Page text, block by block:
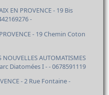
EN PROVENCE - 19 Bis
-
- 19 Chemin Coton
NOUVELLES AUTOMATISMES
Diatomées I - - 0678591119
- 2 Rue Fontaine -